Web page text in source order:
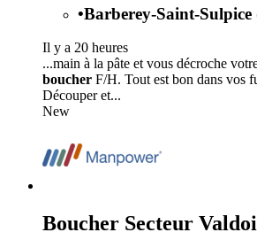
•Barberey-Saint-Sulpice
Il y a 20 heures
...main à la pâte et vous décroche
boucher F/H. Tout est bon dans vos
Découper et...
New
Boucher Secteur